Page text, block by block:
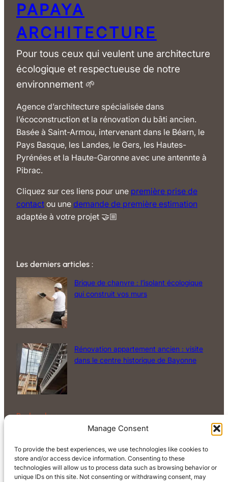
Manage Consent
To provide the best experiences, we use technologies like cookies to
store and/or access device information. Consenting to these
technologies will allow us to process data such as browsing behavior or
unique IDs on this site. Not consenting or withdrawing consent, may
PAPAYA
ARCHITECTURE
Pour tous ceux qui veulent une architecture
écologique et respectueuse de notre
environnement 🌱
Agence d’architecture spécialisée dans
l’écoconstruction et la rénovation du bâti ancien.
Basée à Saint-Armou, intervenant dans le Béarn, le
Pays Basque, les Landes, le Gers, les Hautes-
Pyrénées et la Haute-Garonne avec une antennte à
Pibrac.
Cliquez sur ces liens pour une première prise de
contact ou une demande de première estimation
adaptée à votre projet 🤝🏼
Les derniers articles :
Brique de chanvre : l’isolant écologique
qui construit vos murs
Rénovation appartement ancien : visite
dans le centre historique de Bayonne
Rechercher